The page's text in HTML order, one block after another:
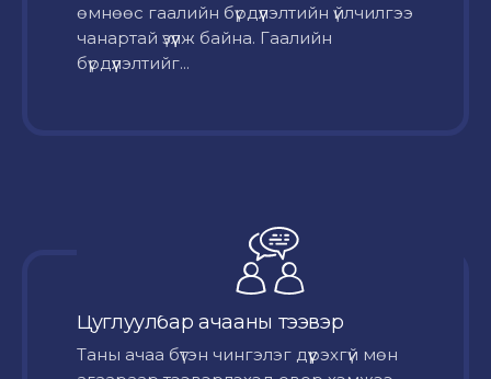
өмнөөс гаалийн бүрдүүлэлтийн үйлчилгээ
чанартай үзүүлж байна. Гаалийн
бүрдүүлэлтийг...
Цуглуулбар ачааны тээвэр
Таны ачаа бүтэн чингэлэг дүүрэхгүй мөн